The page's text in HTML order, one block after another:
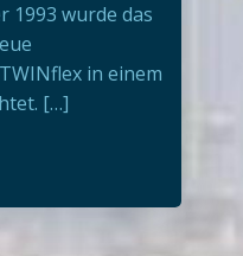
1993 wurde das
in einem
[…]